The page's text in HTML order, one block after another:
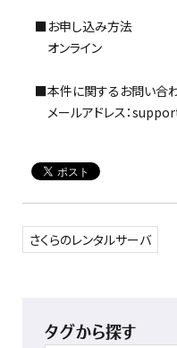
■お申し込み方法
オンライン
■本件に関するお問い合
メールアドレス：
さくらのレンタルサーバ
タグから探す